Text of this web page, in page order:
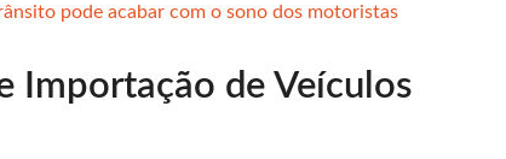
pode acabar com o sono dos motoristas
Importação de Veículos